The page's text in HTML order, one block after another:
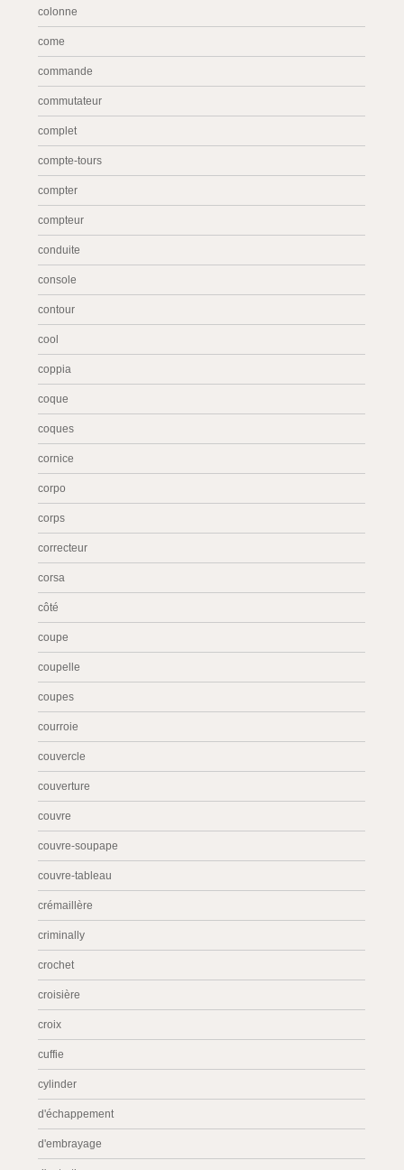
colonne
come
commande
commutateur
complet
compte-tours
compter
compteur
conduite
console
contour
cool
coppia
coque
coques
cornice
corpo
corps
correcteur
corsa
côté
coupe
coupelle
coupes
courroie
couvercle
couverture
couvre
couvre-soupape
couvre-tableau
crémaillère
criminally
crochet
croisière
croix
cuffie
cylinder
d'échappement
d'embrayage